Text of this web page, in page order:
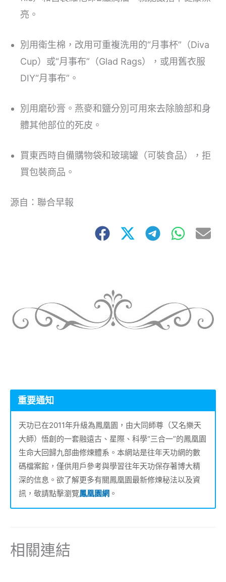
亮。
別用衛生棉，改用可重複洗用的“月事杯”（Diva
Cup）或“月事布”（Glad Rags），或用舊衣服
DIY“月事布”。
別用磨砂膏。燕麥和鹽分別可用來去除臉部和身
體其他部位的死皮。
買東西時自備購物袋和玻璃罐（可裝食品），拒
買包裝商品。
源自：聯合早報
重要通知
天功已在2011年升級為鳳凰園，由大同師尊（又名樂天
大師）悟創的一套融遠古、星際、科學“三合一”的鳳凰園
生命大回歸九部曲修煉體系。本網站是往年天功網的數
碼檔案館，僅供用戶參考與學習往年天功保存著博大精
深的信息。欲了解更多有關鳳凰園最新修煉秘法以及資
訊，敬請點擊瀏覽鳳凰園網 。
相關連結